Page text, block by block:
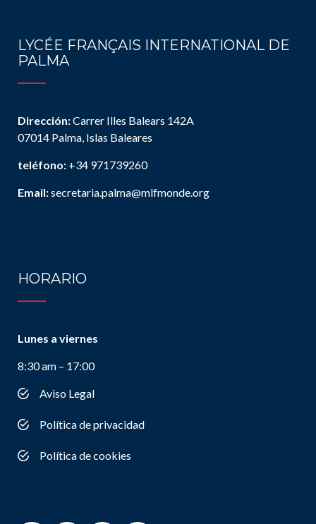
LYCÉE FRANÇAIS INTERNATIONAL DE
PALMA
Dirección:Carrer Illes Balears 142A
07014 Palma, Islas Baleares
teléfono: +34 971739260
Email:secretaria.palma@mlfmonde.org
HORARIO
Lunes a viernes
8:30 am – 17:00
Aviso Legal
Política de privacidad
Política de cookies